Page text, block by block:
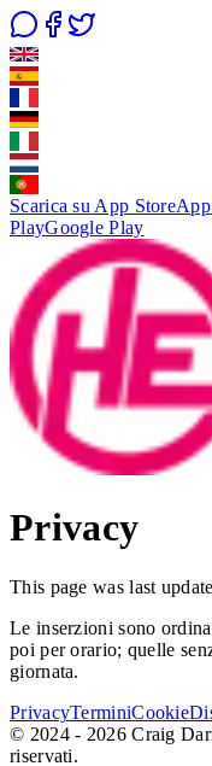
Scarica su App Store
PlayGoogle Play
Privacy
This page was last
Le inserzioni sono
poi per orario; quelle
giornata.
PrivacyTerminiCookie
© 2024 - 2026 Craig
riservati.